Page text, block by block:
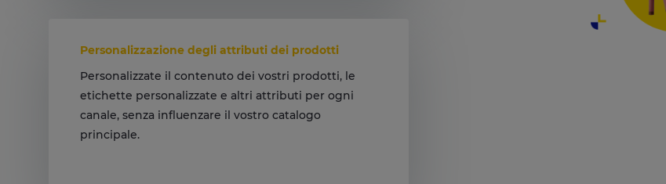
Personalizzazione degli attributi dei prodotti
Personalizzate il contenuto dei vostri prodotti, le
etichette personalizzate e altri attributi per ogni
canale, senza influenzare il vostro catalogo
principale.